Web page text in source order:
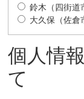
鈴木（四街
大久保（佐
個人情
て